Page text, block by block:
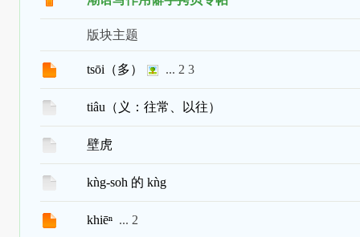
版块主题
tsōi（多） ... 2 3
tiâu（义：往常、以往）
壁虎
kǹg-soh 的 kǹg
khiēⁿ ... 2